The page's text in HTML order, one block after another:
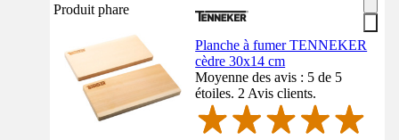
Produit phare
Planche à fumer TENNEKER
cèdre 30x14 cm
Moyenne des avis : 5 de 5
étoiles. 2 Avis clients.